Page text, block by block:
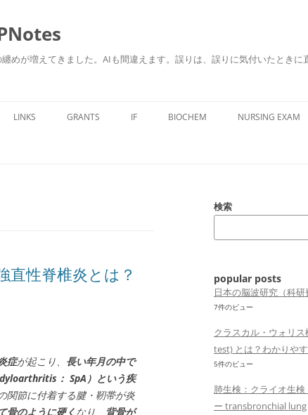
めが増えてきました。AIも間違えます。誤りは、誤りに気付いたときに
LINKS GRANTS IF BIOCHEM NURSING EXAM
性脊椎炎とは？
症が起こり、 長い年月の中で
： SpA）という疾
関節に付着する腱・靭帯が炎
骨のように硬くなり、
背骨が
検索
popular posts
日本の脳波研究（科研
7件のビュー
クラスカル・ウォリ
test) とは？わかりや
5件のビュー
肺生検：クライオ生
ー transbronchial lung